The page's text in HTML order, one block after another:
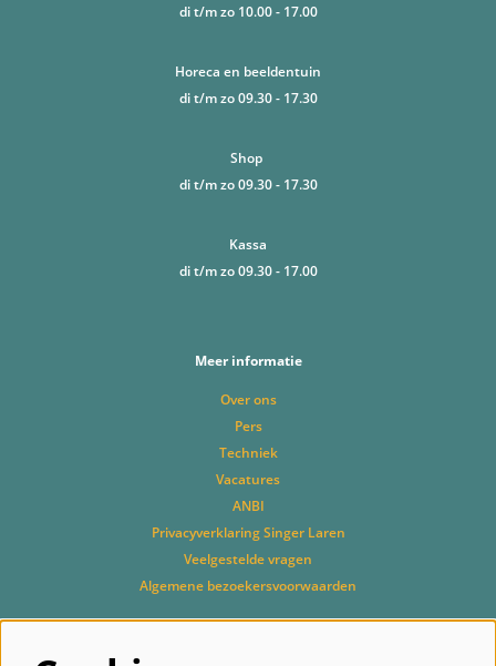
di t/m zo 10.00 - 17.00
Horeca en beeldentuin
di t/m zo 09.30 - 17.30
Shop
di t/m zo 09.30 - 17.30
Kassa
di t/m zo 09.30 - 17.00
Meer informatie
Over ons
Pers
Techniek
Vacatures
ANBI
Privacyverklaring Singer Laren
Veelgestelde vragen
Algemene bezoekersvoorwaarden